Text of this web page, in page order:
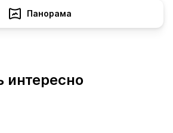
Панорама